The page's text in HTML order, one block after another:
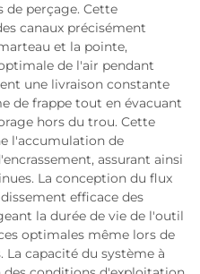
de perçage. Cette
canaux précisément
et la pointe,
de l'air pendant
une livraison constante
de frappe tout en évacuant
hors du trou. Cette
l'accumulation de
assurant ainsi
La conception du flux
efficace des
la durée de vie de l'outil
optimales même lors de
La capacité du système à